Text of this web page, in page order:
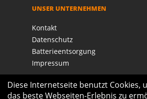
UNSER UNTERNEHMEN
Kontakt
Datenschutz
Batterieentsorgung
Impressum
Diese Internetseite benutzt Cookies,
das beste Webseiten-Erlebnis zu